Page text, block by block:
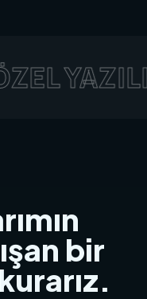
bir